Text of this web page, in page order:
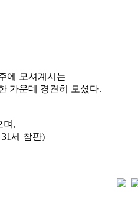
에 모셔계시는
가운데 경견히 모셨다.
며,
세 참판)